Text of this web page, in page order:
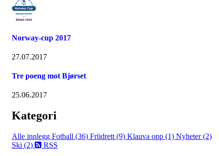
Norway-cup 2017
27.07.2017
Tre poeng mot Bjørset
25.06.2017
Kategori
Alle innlegg Fotball (36) Friidrett (9) Klauva opp (1) Nyheter (2)
Ski (2)
RSS